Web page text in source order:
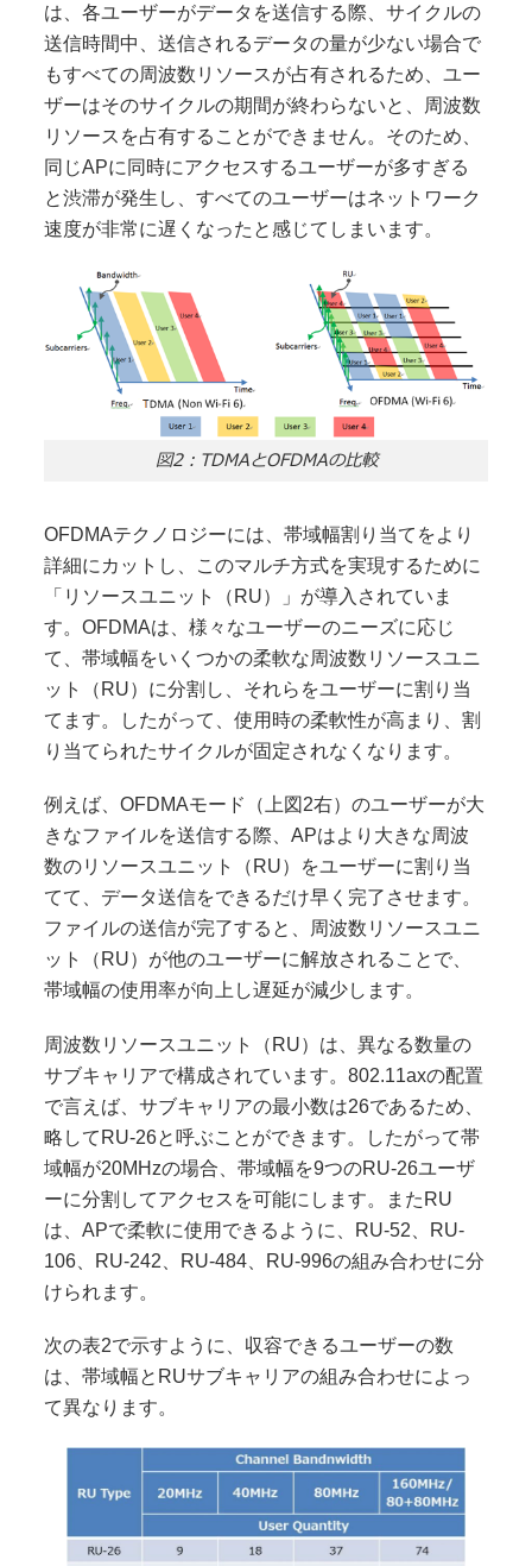
は、各ユーザーがデータを送信する際、サイクルの
送信時間中、送信されるデータの量が少ない場合で
もすべての周波数リソースが占有されるため、ユー
ザーはそのサイクルの期間が終わらないと、周波数
リソースを占有することができません。そのため、
同じAPに同時にアクセスするユーザーが多すぎる
と渋滞が発生し、すべてのユーザーはネットワーク
速度が非常に遅くなったと感じてしまいます。
図2：TDMAとOFDMAの比較
OFDMAテクノロジーには、帯域幅割り当てをより
詳細にカットし、このマルチ方式を実現するために
「リソースユニット（RU）」が導入されていま
す。OFDMAは、様々なユーザーのニーズに応じ
て、帯域幅をいくつかの柔軟な周波数リソースユニ
ット（RU）に分割し、それらをユーザーに割り当
てます。したがって、使用時の柔軟性が高まり、割
り当てられたサイクルが固定されなくなります。
例えば、OFDMAモード（上図2右）のユーザーが大
きなファイルを送信する際、APはより大きな周波
数のリソースユニット（RU）をユーザーに割り当
てて、データ送信をできるだけ早く完了させます。
ファイルの送信が完了すると、周波数リソースユニ
ット（RU）が他のユーザーに解放されることで、
帯域幅の使用率が向上し遅延が減少します。
周波数リソースユニット（RU）は、異なる数量の
サブキャリアで構成されています。802.11axの配置
で言えば、サブキャリアの最小数は26であるため、
略してRU-26と呼ぶことができます。したがって帯
域幅が20MHzの場合、帯域幅を9つのRU-26ユーザ
ーに分割してアクセスを可能にします。またRU
は、APで柔軟に使用できるように、RU-52、RU-
106、RU-242、RU-484、RU-996の組み合わせに分
けられます。
次の表2で示すように、収容できるユーザーの数
は、帯域幅とRUサブキャリアの組み合わせによっ
て異なります。